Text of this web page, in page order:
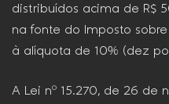
distribuídos acima de R$
na fonte do Imposto sobre
à alíquota de 10% (dez
A Lei nº 15.270, de 26 de